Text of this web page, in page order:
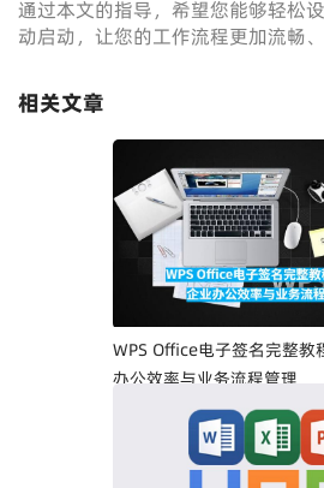
通过本文的指导，希望您能够轻松
动启动，让您的工作流程更加流畅、
相关文章
WPS Office电子签名完整教
办公效率与业务流程管理